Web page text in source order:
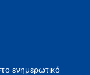
ενημερωτικό